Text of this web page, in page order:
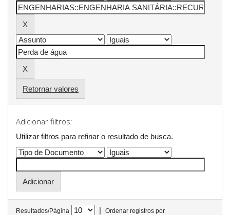
Retornar valores
Adicionar filtros:
Utilizar filtros para refinar o resultado de busca.
Resultados/Página |
Ordenar registros por